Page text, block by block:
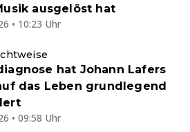
ausgelöst hat
• 10:23 Uhr
hat Johann Lafers
das Leben grundlegend
• 09:58 Uhr